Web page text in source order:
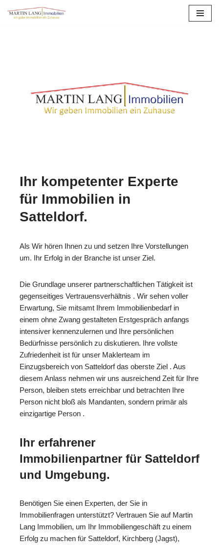
Ihr kompetenter Experte
für Immobilien in
Satteldorf.
Als Wir hören Ihnen zu und setzen Ihre Vorstellungen
um. Ihr Erfolg in der Branche ist unser Ziel.
Die Grundlage unserer partnerschaftlichen Tätigkeit ist
gegenseitiges Vertrauensverhältnis . Wir sehen voller
Erwartung, Sie mitsamt Ihrem Immobilienbedarf in
einem ohne Zwang gestalteten Erstgespräch anfangs
intensiver kennenzulernen und Ihre persönlichen
Bedürfnisse persönlich zu diskutieren. Ihre vollste
Zufriedenheit ist für unser Maklerteam im
Einzugsbereich von Satteldorf das oberste Ziel . Aus
diesem Anlass nehmen wir uns ausreichend Zeit für Ihre
Person, bleiben stets erreichbar und betrachten Ihre
Person nicht bloß als Mandanten, sondern primär als
einzigartige Person .
Ihr erfahrener
Immobilienpartner für Satteldorf
und Umgebung.
Benötigen Sie einen Experten, der Sie in
Immobilienfragen unterstützt? Vertrauen Sie auf Martin
Lang Immobilien, um Ihr Immobiliengeschäft zu einem
Erfolg zu machen für Satteldorf, Kirchberg (Jagst),